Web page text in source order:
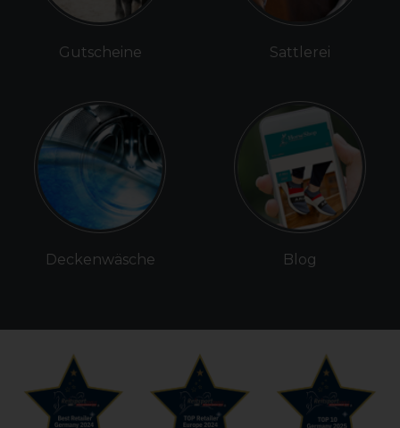
Gutscheine
Deckenwäsche
Sattlerei
Blog